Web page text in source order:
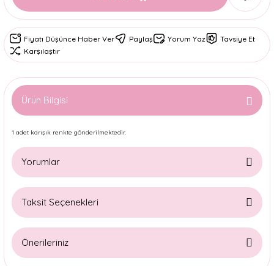
Fiyatı Düşünce Haber Ver Paylaş Yorum Yaz
Tavsiye Et
Karşılaştır
Ürün Bilgisi
1 adet karışık renkte gönderilmektedir.
Yorumlar
Taksit Seçenekleri
Önerileriniz